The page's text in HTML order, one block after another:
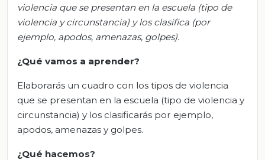
violencia que se presentan en la escuela (tipo de
violencia y circunstancia) y los clasifica (por
ejemplo, apodos, amenazas, golpes).
¿Qué vamos a aprender?
Elaborarás un cuadro con los tipos de violencia
que se presentan en la escuela (tipo de violencia y
circunstancia) y los clasificarás por ejemplo,
apodos, amenazas y golpes.
¿Qué hacemos?